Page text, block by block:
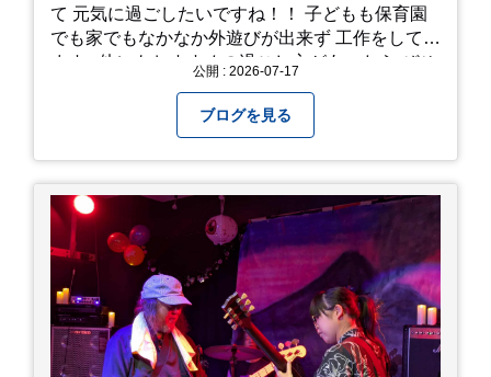
て 元気に過ごしたいですね！！ 子どもも保育園
でも家でもなかなか外遊びが出来ず 工作をしてい
ます♪ 他にもおすすめの過ごし方があったら ぜひ
公開 : 2026-07-17
ブログを見る